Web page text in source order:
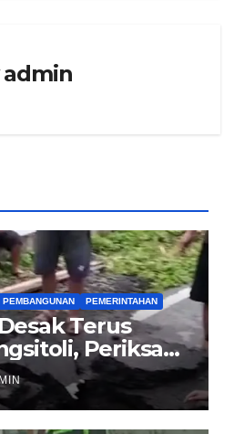
admin
PEMBANGUNAN PEMERINTAHAN
Terus
Periksa
Dugaan
Jalan
(MYC) Senilai